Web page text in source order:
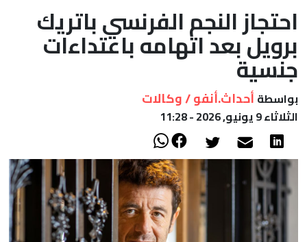
أعمدة
الصحراء
احتجاز النجم الفرنسي باتريك
برويل بعد اتهامه باعتداءات
جنسية
بواسطة أحداث.أنفو / وكالات
الثلاثاء 9 يونيو, 2026 - 11:28